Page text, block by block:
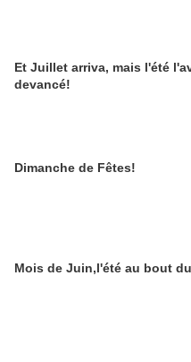
Et Juillet arriva, mais l'été
devancé!
Dimanche de Fêtes!
Mois de Juin,l'été au bout